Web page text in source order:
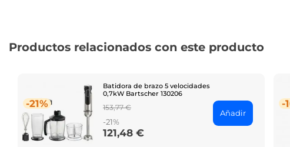
Productos relacionados con este producto
-21%
Batidora de brazo 5 velocidades
0,7kW Bartscher 130206
Regular
price
153,77 €
-21%
Price
121,48 €
Añadir
-